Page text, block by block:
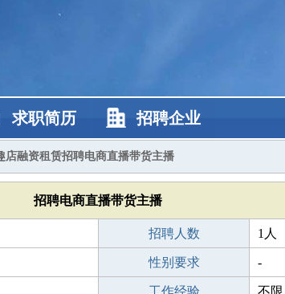
求职简历 招聘企业
店融资租赁招聘电商直播带货主播
招聘电商直播带货主播
招聘人数 1人
性别要求 -
工作经验 不限